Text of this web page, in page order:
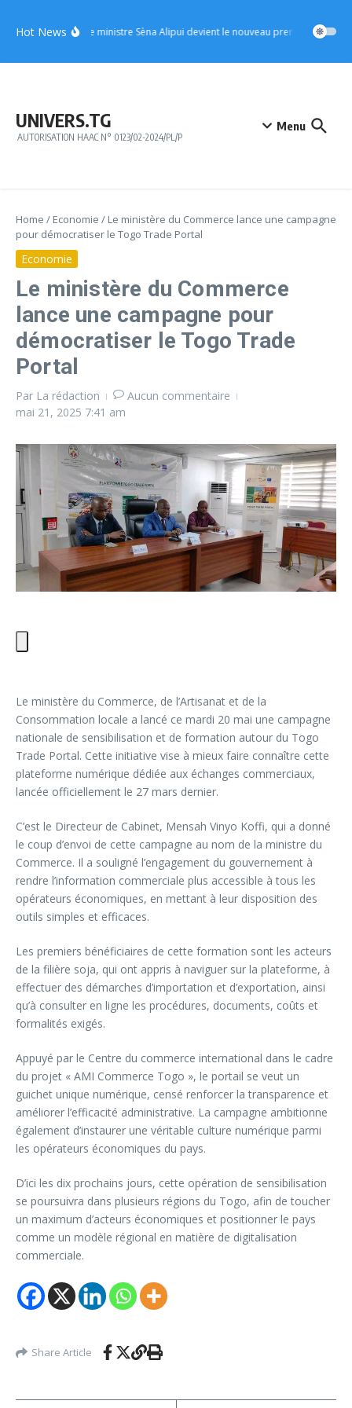
Hot NewsUFC : le ministre Sèna Alipui devient le nouveau premier vice-
UNIVERS.TG
AUTORISATION HAAC N° 0123/02-2024/PL/P
Menu
Home / Economie / Le ministère du Commerce lance une campagne
pour démocratiser le Togo Trade Portal
Economie
Le ministère du Commerce
lance une campagne pour
démocratiser le Togo Trade
Portal
Par La rédaction
Aucun commentaire
mai 21, 2025 7:41 am
Le ministère du Commerce, de l’Artisanat et de la
Consommation locale a lancé ce mardi 20 mai une campagne
nationale de sensibilisation et de formation autour du Togo
Trade Portal. Cette initiative vise à mieux faire connaître cette
plateforme numérique dédiée aux échanges commerciaux,
lancée officiellement le 27 mars dernier.
C’est le Directeur de Cabinet, Mensah Vinyo Koffi, qui a donné
le coup d’envoi de cette campagne au nom de la ministre du
Commerce. Il a souligné l’engagement du gouvernement à
rendre l’information commerciale plus accessible à tous les
opérateurs économiques, en mettant à leur disposition des
outils simples et efficaces.
Les premiers bénéficiaires de cette formation sont les acteurs
de la filière soja, qui ont appris à naviguer sur la plateforme, à
effectuer des démarches d’importation et d’exportation, ainsi
qu’à consulter en ligne les procédures, documents, coûts et
formalités exigés.
Appuyé par le Centre du commerce international dans le cadre
du projet « AMI Commerce Togo », le portail se veut un
guichet unique numérique, censé renforcer la transparence et
améliorer l’efficacité administrative. La campagne ambitionne
également d’instaurer une véritable culture numérique parmi
les opérateurs économiques du pays.
D’ici les dix prochains jours, cette opération de sensibilisation
se poursuivra dans plusieurs régions du Togo, afin de toucher
un maximum d’acteurs économiques et positionner le pays
comme un modèle régional en matière de digitalisation
commerciale.
Share Article